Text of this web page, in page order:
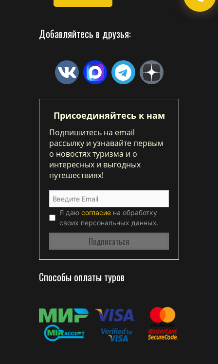
Добавляйтесь в друзья:
Присоединяйтесь к нам
Подпишитесь на email
рассылку и узнавайте первым
о новостях туризма и о
интересных и выгодных
путешествиях!
Я даю согласие на обработку
своих персональных данных.
Способы оплаты туров